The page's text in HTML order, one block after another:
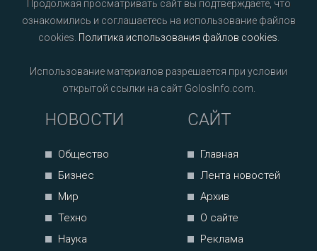
Продолжая просматривать сайт вы подтверждаете, что
ознакомились и соглашаетесь на использование файлов
cookies. Политика использования файлов cookies
Использование материалов разрешается при условии
открытой ссылки на сайт GolosInfo.com.
НОВОСТИ
Общество
Бизнес
Мир
Техно
Наука
САЙТ
Главная
Лента новостей
Архив
О сайте
Реклама